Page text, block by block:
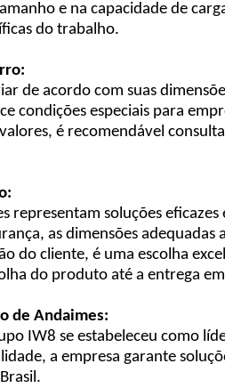
e na capacidade de
do trabalho.
de acordo com suas
condições especiais para
é recomendável
representam soluções
as dimensões
do cliente, é uma escolha
do produto até a entrega
de Andaimes:
IW8 se estabeleceu como
a empresa garante